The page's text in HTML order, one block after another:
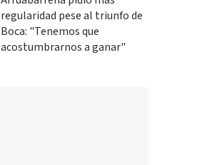
regularidad pese al triunfo de
Boca: "Tenemos que
acostumbrarnos a ganar"